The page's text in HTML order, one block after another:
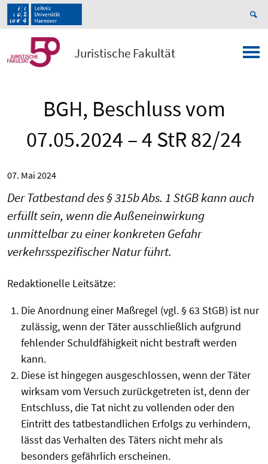
Juristische Fakultät
BGH, Beschluss vom
07.05.2024 – 4 StR 82/24
07. Mai 2024
Der Tatbestand des § 315b Abs. 1 StGB kann auch
erfüllt sein, wenn die Außeneinwirkung
unmittelbar zu einer konkreten Gefahr
verkehrsspezifischer Natur führt.
Redaktionelle Leitsätze:
Die Anordnung einer Maßregel (vgl. § 63 StGB) ist nur
zulässig, wenn der Täter ausschließlich aufgrund
fehlender Schuldfähigkeit nicht bestraft werden
kann.
Diese ist hingegen ausgeschlossen, wenn der Täter
wirksam vom Versuch zurückgetreten ist, denn der
Entschluss, die Tat nicht zu vollenden oder den
Eintritt des tatbestandlichen Erfolgs zu verhindern,
lässt das Verhalten des Täters nicht mehr als
besonders gefährlich erscheinen.